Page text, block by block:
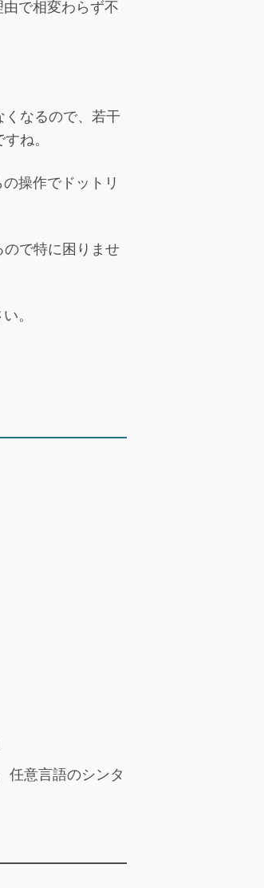
で相変わらず不
くなるので、若干
ね。
操作でドットリ
ので特に困りませ
。
任意言語のシンタ